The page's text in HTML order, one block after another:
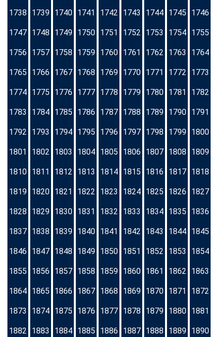
1738 1739 1740 1741 1742 1743 1744 1745 1746
1747 1748 1749 1750 1751 1752 1753 1754 1755
1756 1757 1758 1759 1760 1761 1762 1763 1764
1765 1766 1767 1768 1769 1770 1771 1772 1773
1774 1775 1776 1777 1778 1779 1780 1781 1782
1783 1784 1785 1786 1787 1788 1789 1790 1791
1792 1793 1794 1795 1796 1797 1798 1799 1800
1801 1802 1803 1804 1805 1806 1807 1808 1809
1810 1811 1812 1813 1814 1815 1816 1817 1818
1819 1820 1821 1822 1823 1824 1825 1826 1827
1828 1829 1830 1831 1832 1833 1834 1835 1836
1837 1838 1839 1840 1841 1842 1843 1844 1845
1846 1847 1848 1849 1850 1851 1852 1853 1854
1855 1856 1857 1858 1859 1860 1861 1862 1863
1864 1865 1866 1867 1868 1869 1870 1871 1872
1873 1874 1875 1876 1877 1878 1879 1880 1881
1882 1883 1884 1885 1886 1887 1888 1889 1890